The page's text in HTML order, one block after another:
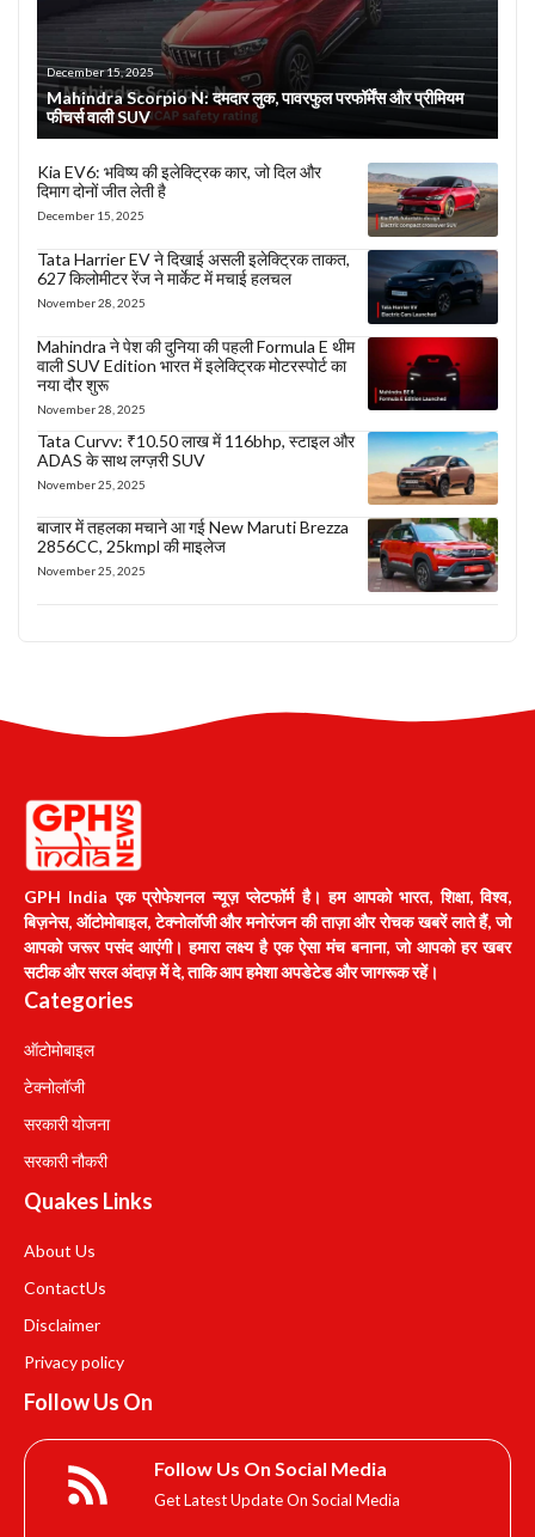
December 15, 2025
Mahindra Scorpio N: दमदार लुक, पावरफुल परफॉर्मेंस और प्रीमियम
फीचर्स वाली SUV
Kia EV6: भविष्य की इलेक्ट्रिक कार, जो दिल और
दिमाग दोनों जीत लेती है
December 15, 2025
Tata Harrier EV ने दिखाई असली इलेक्ट्रिक ताकत,
627 किलोमीटर रेंज ने मार्केट में मचाई हलचल
November 28, 2025
Mahindra ने पेश की दुनिया की पहली Formula E थीम
वाली SUV Edition भारत में इलेक्ट्रिक मोटरस्पोर्ट का
नया दौर शुरू
November 28, 2025
Tata Curvv: ₹10.50 लाख में 116bhp, स्टाइल और
ADAS के साथ लग्ज़री SUV
November 25, 2025
बाजार में तहलका मचाने आ गई New Maruti Brezza
2856CC, 25kmpl की माइलेज
November 25, 2025
GPH India एक प्रोफेशनल न्यूज़ प्लेटफॉर्म है। हम आपको भारत, शिक्षा, विश्व,
बिज़नेस, ऑटोमोबाइल, टेक्नोलॉजी और मनोरंजन की ताज़ा और रोचक खबरें लाते हैं, जो
आपको जरूर पसंद आएंगी। हमारा लक्ष्य है एक ऐसा मंच बनाना, जो आपको हर खबर
सटीक और सरल अंदाज़ में दे, ताकि आप हमेशा अपडेटेड और जागरूक रहें।
Categories
ऑटोमोबाइल
टेक्नोलॉजी
सरकारी योजना
सरकारी नौकरी
Quakes Links
About Us
ContactUs
Disclaimer
Privacy policy
Follow Us On
Follow Us On Social Media
Get Latest Update On Social Media